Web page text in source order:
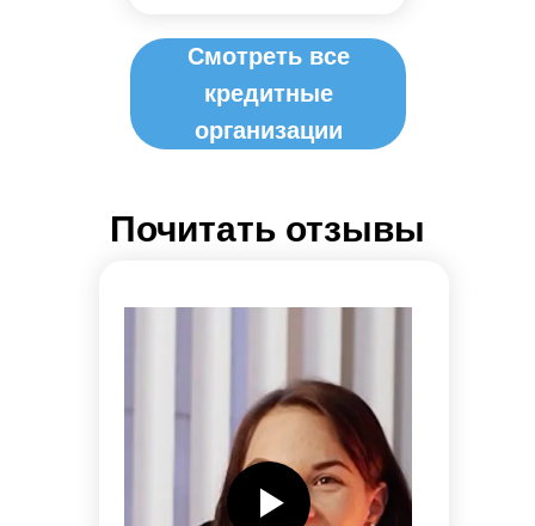
Смотреть все
кредитные
организации
Почитать отзывы